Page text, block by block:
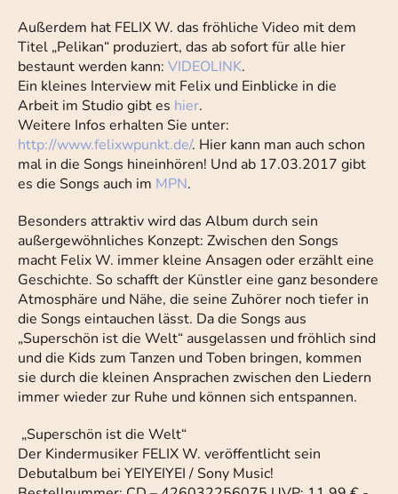
Außerdem hat FELIX W. das fröhliche Video mit dem
Titel „Pelikan“ produziert, das ab sofort für alle hier
bestaunt werden kann: VIDEOLINK.
Ein kleines Interview mit Felix und Einblicke in die
Arbeit im Studio gibt es hier.
Weitere Infos erhalten Sie unter:
http://www.felixwpunkt.de/. Hier kann man auch schon
mal in die Songs hineinhören! Und ab 17.03.2017 gibt
es die Songs auch im MPN.
Besonders attraktiv wird das Album durch sein
außergewöhnliches Konzept: Zwischen den Songs
macht Felix W. immer kleine Ansagen oder erzählt eine
Geschichte. So schafft der Künstler eine ganz besondere
Atmosphäre und Nähe, die seine Zuhörer noch tiefer in
die Songs eintauchen lässt. Da die Songs aus
„Superschön ist die Welt“ ausgelassen und fröhlich sind
und die Kids zum Tanzen und Toben bringen, kommen
sie durch die kleinen Ansprachen zwischen den Liedern
immer wieder zur Ruhe und können sich entspannen.
„Superschön ist die Welt“
Der Kindermusiker FELIX W. veröffentlicht sein
Debutalbum bei YEIYEIYEI / Sony Music!